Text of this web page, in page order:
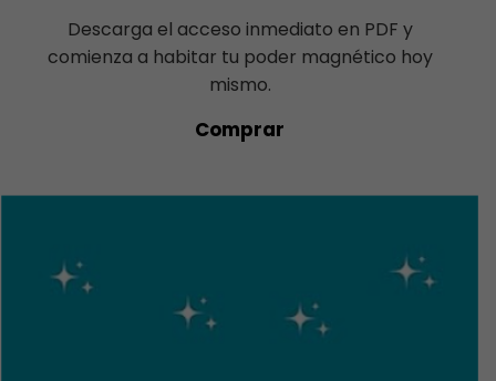
Descarga el acceso inmediato en PDF y
comienza a habitar tu poder magnético hoy
mismo.
Comprar